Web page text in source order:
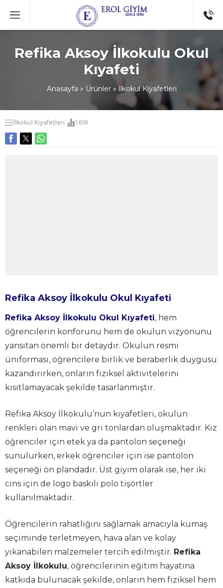
Refika Aksoy İlkokulu Okul
Kıyafeti
Anasayfa » Ürünler»İlkokul Kıyafetleri
İlkokul Kıyafetleri 1.618
Refika Aksoy İlkokulu Okul Kıyafeti
Refika Aksoy İlkokulu Okul Kıyafeti, hem
öğrencilerin konforunu hem de okulun vizyonunu
yansıtan önemli bir detaydır. Okulun resmi
üniforması, öğrencilere birlik ve beraberlik duygusu
kazandırırken, onların fiziksel aktivitelerini
kısıtlamayacak şekilde tasarlanmıştır.
Refika Aksoy İlkokulu’nun kıyafetleri, okulun
renkleri olan mavi ve gri tonlardan oluşmaktadır. Kız
öğrenciler için etek ya da pantolon seçeneği
sunulurken, erkek öğrenciler için ise pantolon
seçeneği ön plandadır. Üst giyim olarak ise, her iki
cins için de logo baskılı polo tişörtler
kullanılmaktadır.
Öğrencilerin rahatlığını sağlamak amacıyla kumaş
seçiminde terletmeyen, hava alan ve kolay
yıkanabilen malzemeler tercih edilmiştir. Refika
Aksoy İlkokulu, öğrencilerinin eğitim hayatına
katkıda bulunacak şekilde, onların hem fiziksel hem